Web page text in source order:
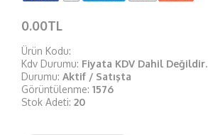
0.00TL
Ürün Kodu:
Kdv Durumu: Fiyata KDV Dahil Değildir.
Durumu: Aktif / Satışta
Görüntülenme: 1576
Stok Adeti: 20